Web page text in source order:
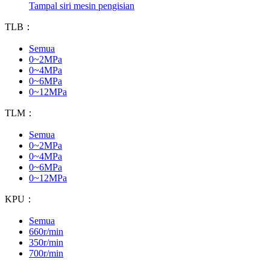
Tampal siri mesin pengisian
TLB：
Semua
0~2MPa
0~4MPa
0~6MPa
0~12MPa
TLM：
Semua
0~2MPa
0~4MPa
0~6MPa
0~12MPa
KPU：
Semua
660r/min
350r/min
700r/min